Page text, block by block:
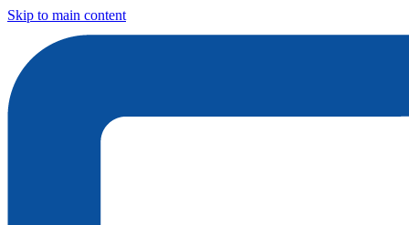
Skip to main content